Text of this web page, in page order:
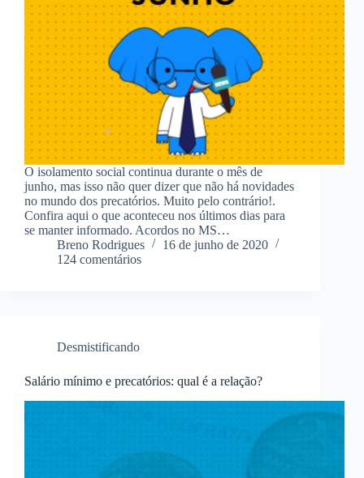
O isolamento social continua durante o mês de
junho, mas isso não quer dizer que não há novidades
no mundo dos precatórios. Muito pelo contrário!.
Confira aqui o que aconteceu nos últimos dias para
se manter informado. Acordos no MS…
Breno Rodrigues
16 de junho de 2020
124 comentários
Desmistificando
Salário mínimo e precatórios: qual é a relação?